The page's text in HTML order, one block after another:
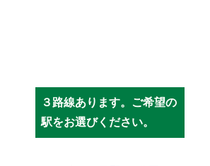
３路線あります。ご希望の
駅をお選びください。